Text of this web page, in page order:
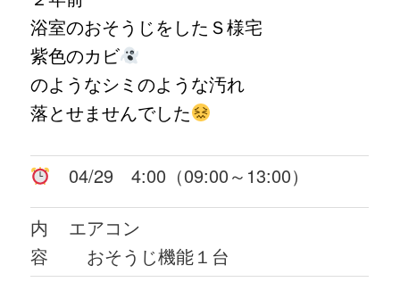
浴室のおそうじをしたＳ様宅
紫色のカビ
のようなシミのような汚れ
落とせませんでした
04/29 4:00（09:00～13:00）
内
容
エアコン
おそうじ機能１台